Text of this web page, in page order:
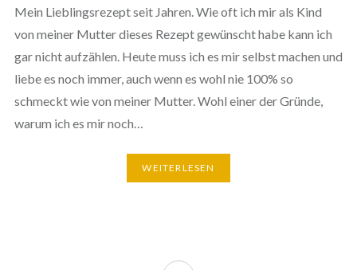
Mein Lieblingsrezept seit Jahren. Wie oft ich mir als Kind
von meiner Mutter dieses Rezept gewünscht habe kann ich
gar nicht aufzählen. Heute muss ich es mir selbst machen und
liebe es noch immer, auch wenn es wohl nie 100% so
schmeckt wie von meiner Mutter. Wohl einer der Gründe,
warum ich es mir noch…
WEITERLESEN